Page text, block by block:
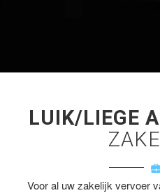
LUIK/LIEGE
Voor al uw zakelijk vervoer